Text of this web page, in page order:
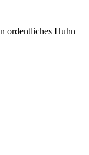
ordentliches Huhn